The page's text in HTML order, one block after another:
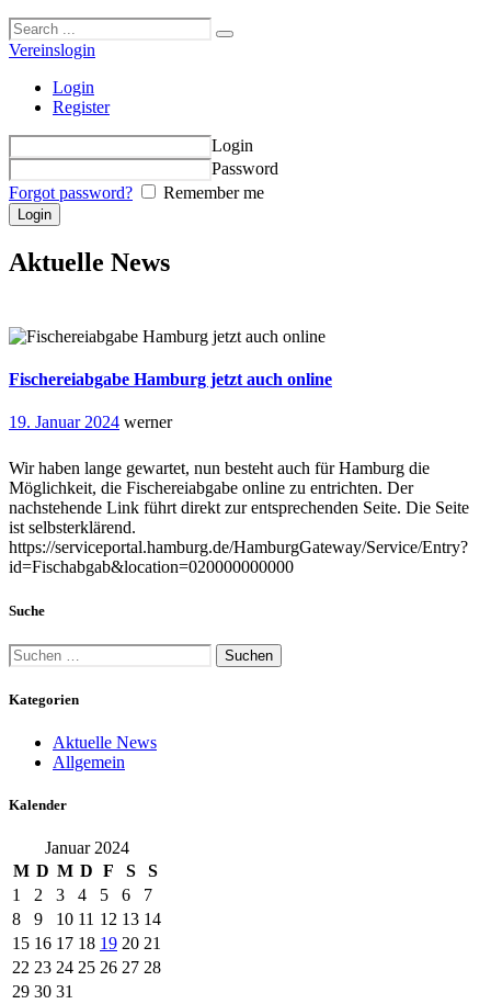
Vereinslogin
Login
Register
Login
Password
Forgot password?
Remember me
Aktuelle News
Fischereiabgabe Hamburg jetzt auch online
19. Januar 2024 werner
Wir haben lange gewartet, nun besteht auch für Hamburg die
Möglichkeit, die Fischereiabgabe online zu entrichten. Der
nachstehende Link führt direkt zur entsprechenden Seite. Die Seite
ist selbsterklärend.
https://serviceportal.hamburg.de/HamburgGateway/Service/Entry?
id=Fischabgab&location=020000000000
Suche
Suchen
nach:
Kategorien
Aktuelle News
Allgemein
Kalender
Januar 2024
M D M D F S
S
1
2 3 4 5 6
7
8
9 10 11 12 13 14
15 16 17 18 19 20 21
22 23 24 25 26 27 28
29 30 31